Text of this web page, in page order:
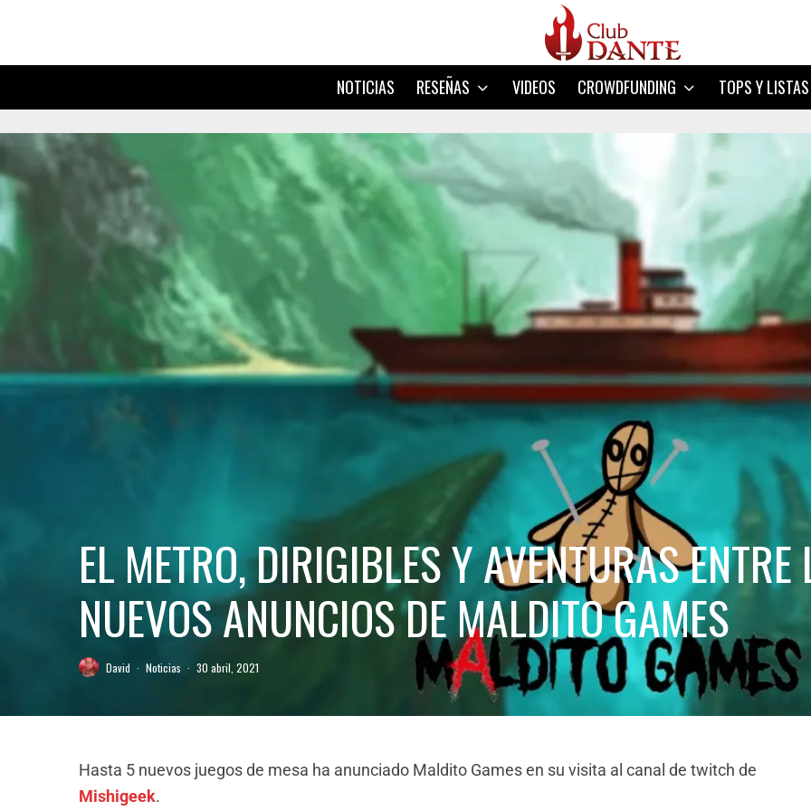
NOTICIAS RESEÑAS VIDEOS CROWDFUNDING TOPS Y LISTAS
EL METRO, DIRIGIBLES Y AVENTURAS ENTRE
NUEVOS ANUNCIOS DE MALDITO GAMES
David · Noticias · 30 abril, 2021
Hasta 5 nuevos juegos de mesa ha anunciado Maldito Games en su visita al canal de twitch de
Mishigeek.